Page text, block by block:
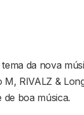
da nova
M, RIVALZ &
boa música.